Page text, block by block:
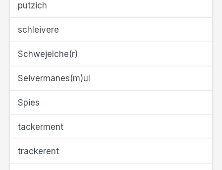
putzich
schleivere
Schwejelche(r)
Seivermanes(m)ul
Spies
tackerment
trackerent